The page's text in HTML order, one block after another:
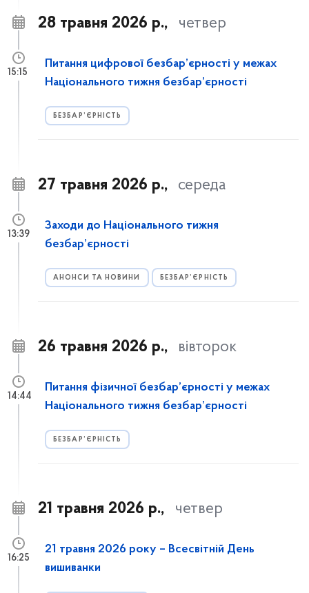
28 травня 2026 р., четвер
Питання цифрової безбар’єрності у межах
Національного тижня безбар’єрності
БЕЗБАР’ЄРНІСТЬ
15:15
27 травня 2026 р., середа
Заходи до Національного тижня
безбар’єрності
АНОНСИ ТА НОВИНИ БЕЗБАР’ЄРНІСТЬ
13:39
26 травня 2026 р., вівторок
Питання фізичної безбар’єрності у межах
Національного тижня безбар’єрності
БЕЗБАР’ЄРНІСТЬ
14:44
21 травня 2026 р., четвер
21 травня 2026 року – Всесвітній День
вишиванки
16:25